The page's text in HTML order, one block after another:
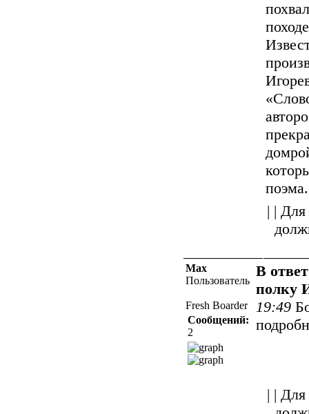
поэма.
| |
Max
Пользователь
Fresh Boarder
Сообщений:
2
В
полку
19:49
| |